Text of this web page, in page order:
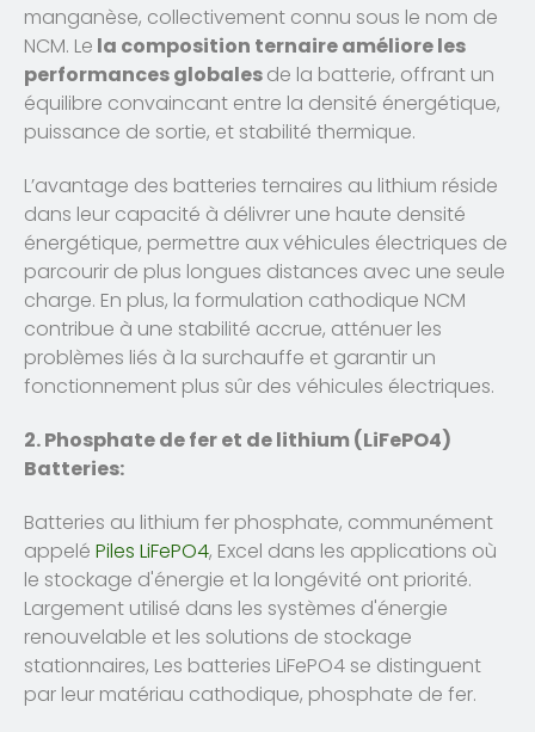
manganèse, collectivement connu sous le nom de
NCM. Le la composition ternaire améliore les
performances globalesde la batterie, offrant un
équilibre convaincant entre la densité énergétique,
puissance de sortie, et stabilité thermique.
L’avantage des batteries ternaires au lithium réside
dans leur capacité à délivrer une haute densité
énergétique, permettre aux véhicules électriques de
parcourir de plus longues distances avec une seule
charge. En plus, la formulation cathodique NCM
contribue à une stabilité accrue, atténuer les
problèmes liés à la surchauffe et garantir un
fonctionnement plus sûr des véhicules électriques.
2. Phosphate de fer et de lithium (LiFePO4)
Batteries:
Batteries au lithium fer phosphate, communément
appelé Piles LiFePO4, Excel dans les applications où
le stockage d'énergie et la longévité ont priorité.
Largement utilisé dans les systèmes d'énergie
renouvelable et les solutions de stockage
stationnaires, Les batteries LiFePO4 se distinguent
par leur matériau cathodique, phosphate de fer.